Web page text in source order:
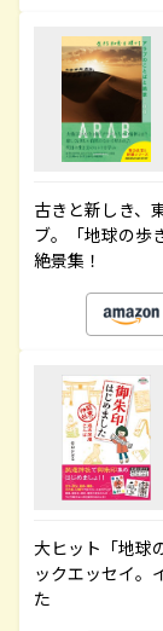
古きと新しき、
ブ。「地球の歩
絶景集！
大ヒット「地球
ックエッセイ。
た